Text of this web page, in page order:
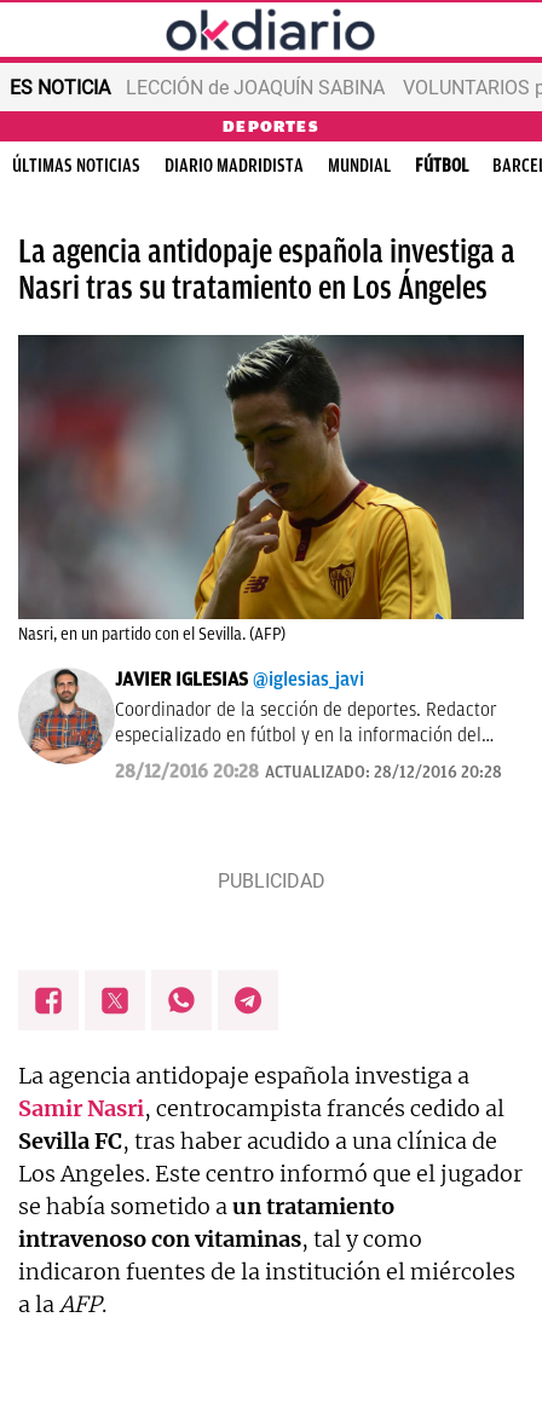
ES NOTICIA LECCIÓN de JOAQUÍN SABINA VOLUNTARIOS
DEPORTES
ÚLTIMAS NOTICIAS DIARIO MADRIDISTA MUNDIAL FÚTBOL
La agencia antidopaje española investiga a
Nasri tras su tratamiento en Los Ángeles
Nasri, en un partido con el Sevilla. (AFP)
JAVIER IGLESIAS @iglesias_javi
Coordinador de la sección de deportes. Redactor
especializado en fútbol y en la información del
Real Madrid.
28/12/2016 20:28 ACTUALIZADO: 28/12/2016 20:28
La agencia antidopaje española investiga a
Samir Nasri, centrocampista francés cedido al
Sevilla FC, tras haber acudido a una clínica de
Los Angeles. Este centro informó que el jugador
se había sometido aun tratamiento
intravenoso con vitaminas, tal y como
indicaron fuentes de la institución el miércoles
a laAFP.